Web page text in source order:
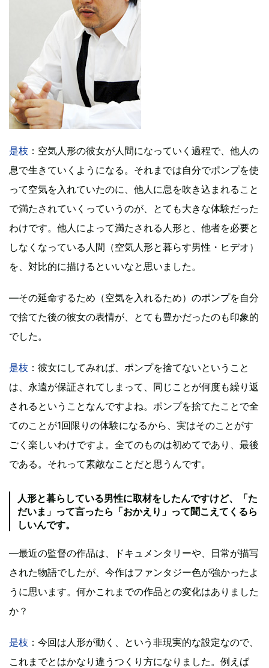
是枝 ：空気人形の彼女が人間になっていく過程で、他人の
息で生きていくようになる。それまでは自分でポンプを使
って空気を入れていたのに、他人に息を吹き込まれること
で満たされていくっていうのが、とても大きな体験だった
わけです。他人によって満たされる人形と、他者を必要と
しなくなっている人間（空気人形と暮らす男性・ヒデオ）
を、対比的に描けるといいなと思いました。
―その延命するため（空気を入れるため）のポンプを自分
で捨てた後の彼女の表情が、とても豊かだったのも印象的
でした。
是枝 ：彼女にしてみれば、ポンプを捨てないということ
は、永遠が保証されてしまって、同じことが何度も繰り返
されるということなんですよね。ポンプを捨てたことで全
てのことが1回限りの体験になるから、実はそのことがす
ごく楽しいわけですよ。全てのものは初めてであり、最後
である。それって素敵なことだと思うんです。
人形と暮らしている男性に取材をしたんですけど、「た
だいま」って言ったら「おかえり」って聞こえてくるら
しいんです。
―最近の監督の作品は、ドキュメンタリーや、日常が描写
された物語でしたが、今作はファンタジー色が強かったよ
うに思います。何かこれまでの作品との変化はありました
か？
是枝 ：今回は人形が動く、という非現実的な設定なので、
これまでとはかなり違うつくり方になりました。例えば